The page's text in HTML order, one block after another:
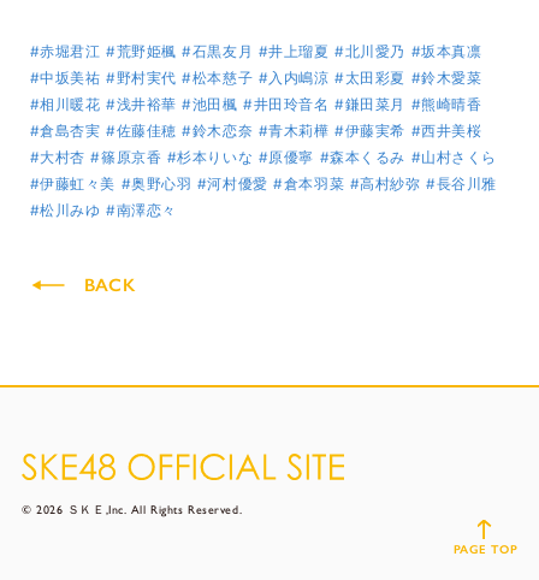
#赤堀君江 #荒野姫楓 #石黒友月 #井上瑠夏 #北川愛乃 #坂本真凛
#中坂美祐 #野村実代 #松本慈子 #入内嶋涼 #太田彩夏 #鈴木愛菜
#相川暖花 #浅井裕華 #池田楓 #井田玲音名 #鎌田菜月 #熊崎晴香
#倉島杏実 #佐藤佳穂 #鈴木恋奈 #青木莉樺 #伊藤実希 #西井美桜
#大村杏 #篠原京香 #杉本りいな #原優寧 #森本くるみ #山村さくら
#伊藤虹々美 #奥野心羽 #河村優愛 #倉本羽菜 #高村紗弥 #長谷川雅
#松川みゆ #南澤恋々
BACK
© 2026 ＳＫＥ,Inc. All Rights Reserved.
PAGE TOP